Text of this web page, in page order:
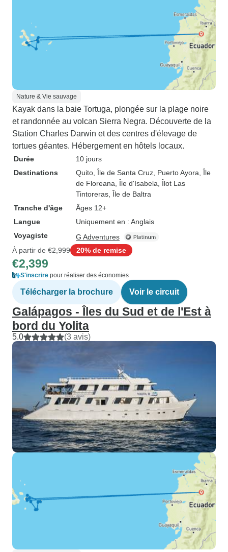
Nature & Vie sauvage
Kayak dans la baie Tortuga, plongée sur la plage noire
et randonnée au volcan Sierra Negra. Découverte de la
Station Charles Darwin et des centres d'élevage de
tortues géantes. Hébergement en hôtels locaux.
Durée
10 jours
Destinations
Quito , Île de Santa Cruz , Puerto Ayora , Île
de Floreana , Île d'Isabela , Îlot Las
Tintoreras , Île de Baltra
Tranche d'âge
Âges 12+
Langue
Uniquement en : Anglais
Voyagiste
G Adventures
À partir de €2,999 20% de remise
€2,399
S'inscrire pour réaliser des économies
Télécharger la brochure Voir le circuit
Galápagos - Îles du Sud et de l'Est à
bord du Yolita
5.0 (3 avis)